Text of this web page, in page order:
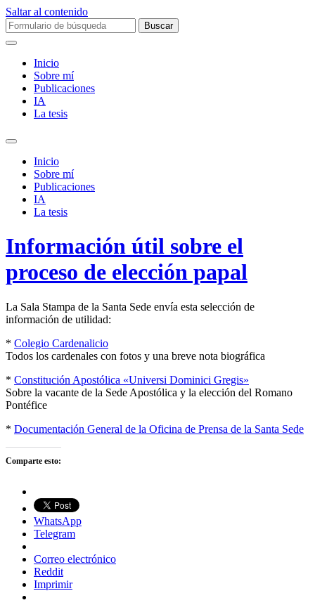
Saltar al contenido
Buscar:
Inicio
Sobre mí­
Publicaciones
IA
La tesis
Alternar
campo
búsqueda
Inicio
Sobre mí­
Publicaciones
IA
La tesis
Información útil sobre el
proceso de elección papal
La Sala Stampa de la Santa Sede envía esta selección de
información de utilidad:
* Colegio Cardenalicio
Todos los cardenales con fotos y una breve nota biográfica
* Constitución Apostólica «Universi Dominici Gregis»
Sobre la vacante de la Sede Apostólica y la elección del Romano
Pontéfice
* Documentación General de la Oficina de Prensa de la Santa Sede
Comparte esto:
WhatsApp
Telegram
Correo electrónico
Reddit
Imprimir